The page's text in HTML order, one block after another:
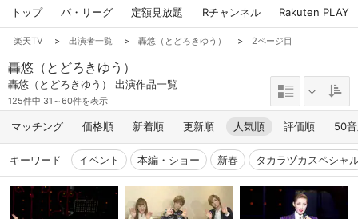
トップ パ・リーグ 定額見放題 Rチャンネル Rakuten PLAY
楽天TV > 出演者一覧 > 轟悠（とどろきゆう） > 2ページ目
轟悠（とどろきゆう）
轟悠（とどろきゆう） 出演作品一覧
125件中 31～60件を表示
マッチング 価格順 新着順 更新順 人気順 評価順 50
キーワード イベント 本編・ショー 新春 タカラヅカスペシャ